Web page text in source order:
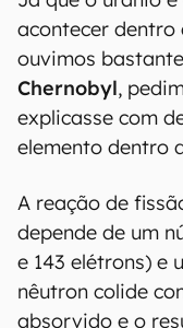
acontecer dentro
ouvimos
Chernobyl,
explicasse com
elemento dentro
A reação de
depende de um
e 143 elétrons) e
nêutron colide
absorvido e o